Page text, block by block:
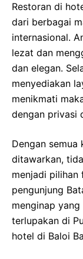
Restoran di
dari berbagai
internasional.
lezat dan
dan elegan.
menyediakan
menikmati
dengan privasi
Dengan semua
ditawarkan,
menjadi
pengunjung
menginap
terlupakan di
hotel di Baloi